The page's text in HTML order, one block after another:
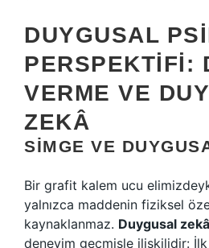
DUYGUSAL
PERSPEKTIFI:
VERME VE
ZEKÂ
SIMGE VE
Bir grafit kalem ucu
yalnızca maddenin fiziksel
kaynaklanmaz. Duygusal zekâ
deneyim geçmişle ilişkilidir: